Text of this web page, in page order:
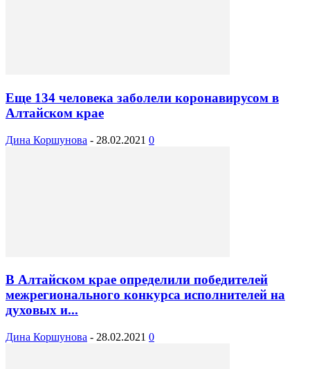
Еще 134 человека заболели коронавирусом в
Алтайском крае
Дина Коршунова - 28.02.2021 0
В Алтайском крае определили победителей
межрегионального конкурса исполнителей на
духовых и...
Дина Коршунова - 28.02.2021 0